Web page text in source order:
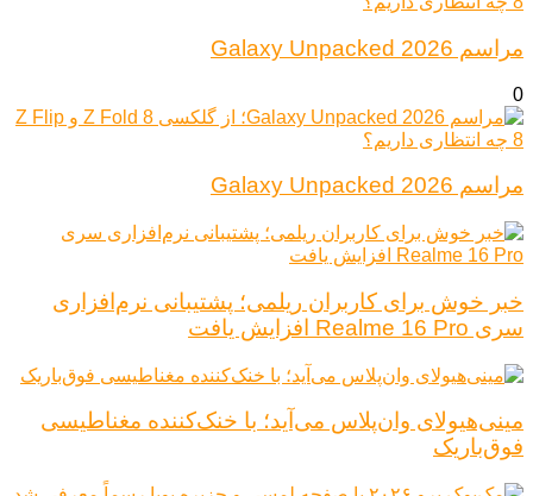
مراسم Galaxy Unpacked 2026
0
مراسم Galaxy Unpacked 2026
خبر خوش برای کاربران ریلمی؛ پشتیبانی نرم‌افزاری
سری Realme 16 Pro افزایش یافت
مینی‌هیولای وان‌پلاس می‌آید؛ با خنک‌کننده مغناطیسی
فوق‌باریک